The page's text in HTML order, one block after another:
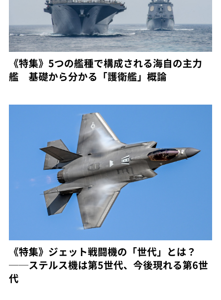
《特集》5つの艦種で構成される海自の主力
艦 基礎から分かる「護衛艦」概論
《特集》ジェット戦闘機の「世代」とは？
──ステルス機は第5世代、今後現れる第6世
代